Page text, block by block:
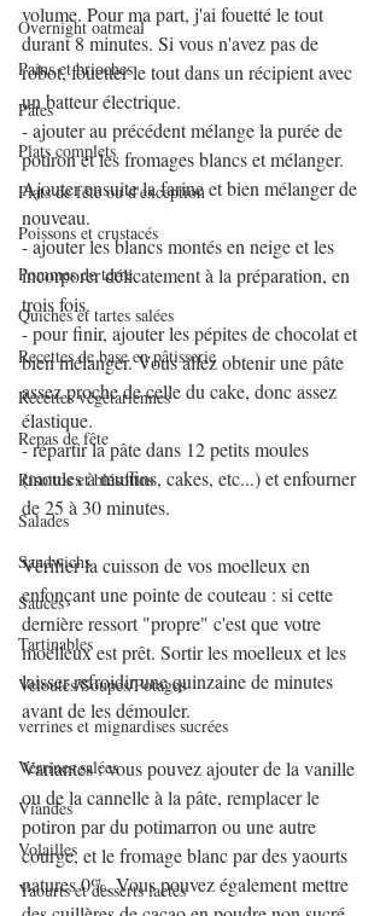
Overnight oatmeal
Pains et brioches
Pâtes
Plats complets
Plats de fête ou d'exception
Poissons et crustacés
Pommes de terre
Quiches et tartes salées
Recettes de base en pâtisserie
Recettes végétariennes
Repas de fête
Risottos et blésottos
Salades
Sandwichs
Sauces
Tartinables
Veloutés/Soupes/Potages
verrines et mignardises sucrées
Verrines salées
Viandes
Volailles
Yaourts et desserts lactés
volume. Pour ma part, j'ai fouetté le tout
durant 8 minutes. Si vous n'avez pas de
robot, fouetter le tout dans un récipient avec
un batteur électrique.
- ajouter au précédent mélange la purée de
potiron et les fromages blancs et mélanger.
Ajouter ensuite la farine et bien mélanger de
nouveau.
- ajouter les blancs montés en neige et les
incorporer délicatement à la préparation, en
trois fois.
- pour finir, ajouter les pépites de chocolat et
bien mélanger. Vous allez obtenir une pâte
assez proche de celle du cake, donc assez
élastique.
- répartir la pâte dans 12 petits moules
(moules à muffins, cakes, etc...) et enfourner
de 25 à 30 minutes.
Vérifier la cuisson de vos moelleux en
enfonçant une pointe de couteau : si cette
dernière ressort "propre" c'est que votre
moelleux est prêt. Sortir les moelleux et les
laisser refroidir une quinzaine de minutes
avant de les démouler.
Variantes : vous pouvez ajouter de la vanille
ou de la cannelle à la pâte, remplacer le
potiron par du potimarron ou une autre
courge, et le fromage blanc par des yaourts
natures 0%. Vous pouvez également mettre